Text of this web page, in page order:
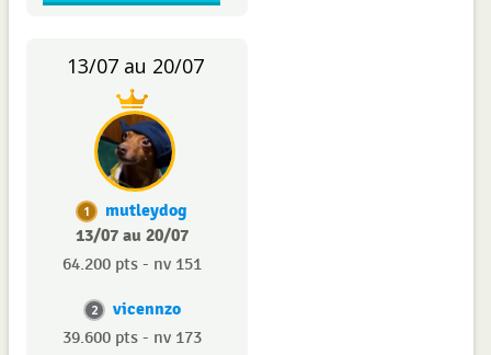
13/07 au 20/07
1
mutleydog
13/07 au 20/07
64.200 pts - nv 151
2 vicennzo
39.600 pts - nv 173